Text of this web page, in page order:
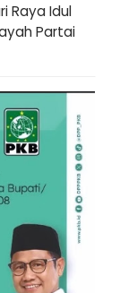
Raya Idul
Partai